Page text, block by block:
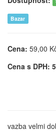
Bazar
Cena: 59,00
Cena s DPH:
vazba velmi